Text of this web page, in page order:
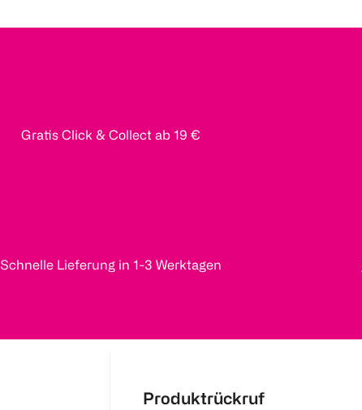
Gratis Click & Collect ab 19 €
Schnelle Lieferung in 1-3 Werktagen
Produktrückruf